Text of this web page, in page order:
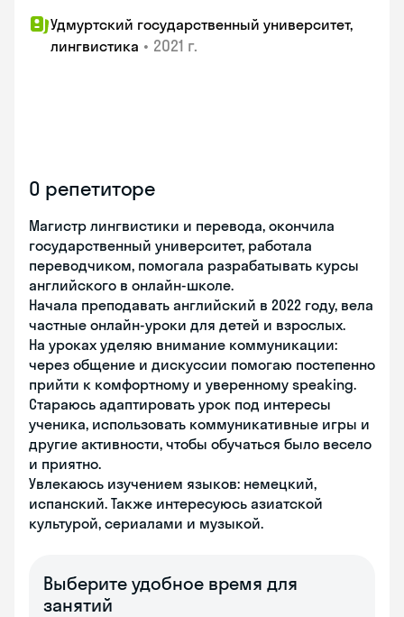
Удмуртский государственный университет,
лингвистика • 2021 г.
О репетиторе
Магистр лингвистики и перевода, окончила
государственный университет, работала
переводчиком, помогала разрабатывать курсы
английского в онлайн-школе.
Начала преподавать английский в 2022 году, вела
частные онлайн-уроки для детей и взрослых.
На уроках уделяю внимание коммуникации:
через общение и дискуссии помогаю постепенно
прийти к комфортному и уверенному speaking.
Стараюсь адаптировать урок под интересы
ученика, использовать коммуникативные игры и
другие активности, чтобы обучаться было весело
и приятно.
Увлекаюсь изучением языков: немецкий,
испанский. Также интересуюсь азиатской
культурой, сериалами и музыкой.
Выберите удобное время для
занятий